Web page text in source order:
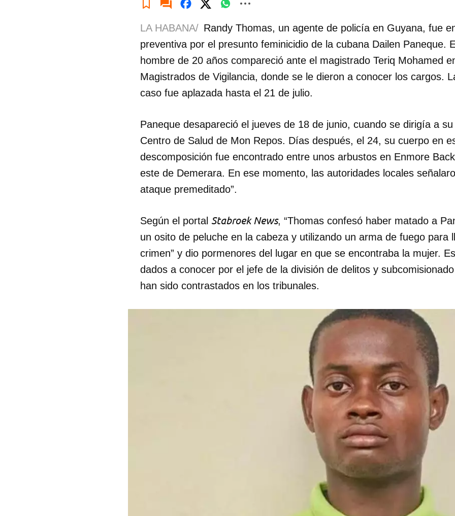
Para poder guardar como favorito, primero has de iniciar sesión
LA HABANA/ Randy Thomas, un agente de policía en Guyana, fue
preventiva por el presunto feminicidio de la cubana Dailen Paneque.
hombre de 20 años compareció ante el magistrado Teriq Mohamed
Magistrados de Vigilancia, donde se le dieron a conocer los cargos.
caso fue aplazada hasta el 21 de julio.
Paneque desapareció el jueves de 18 de junio, cuando se dirigía a
Centro de Salud de Mon Repos. Días después, el 24, su cuerpo en
descomposición fue encontrado entre unos arbustos en Enmore
este de Demerara. En ese momento, las autoridades locales
ataque premeditado”.
Según el portal Stabroek News, “Thomas confesó haber matado a
un osito de peluche en la cabeza y utilizando un arma de fuego para
crimen” y dio pormenores del lugar en que se encontraba la mujer.
dados a conocer por el jefe de la división de delitos y
han sido contrastados en los tribunales.